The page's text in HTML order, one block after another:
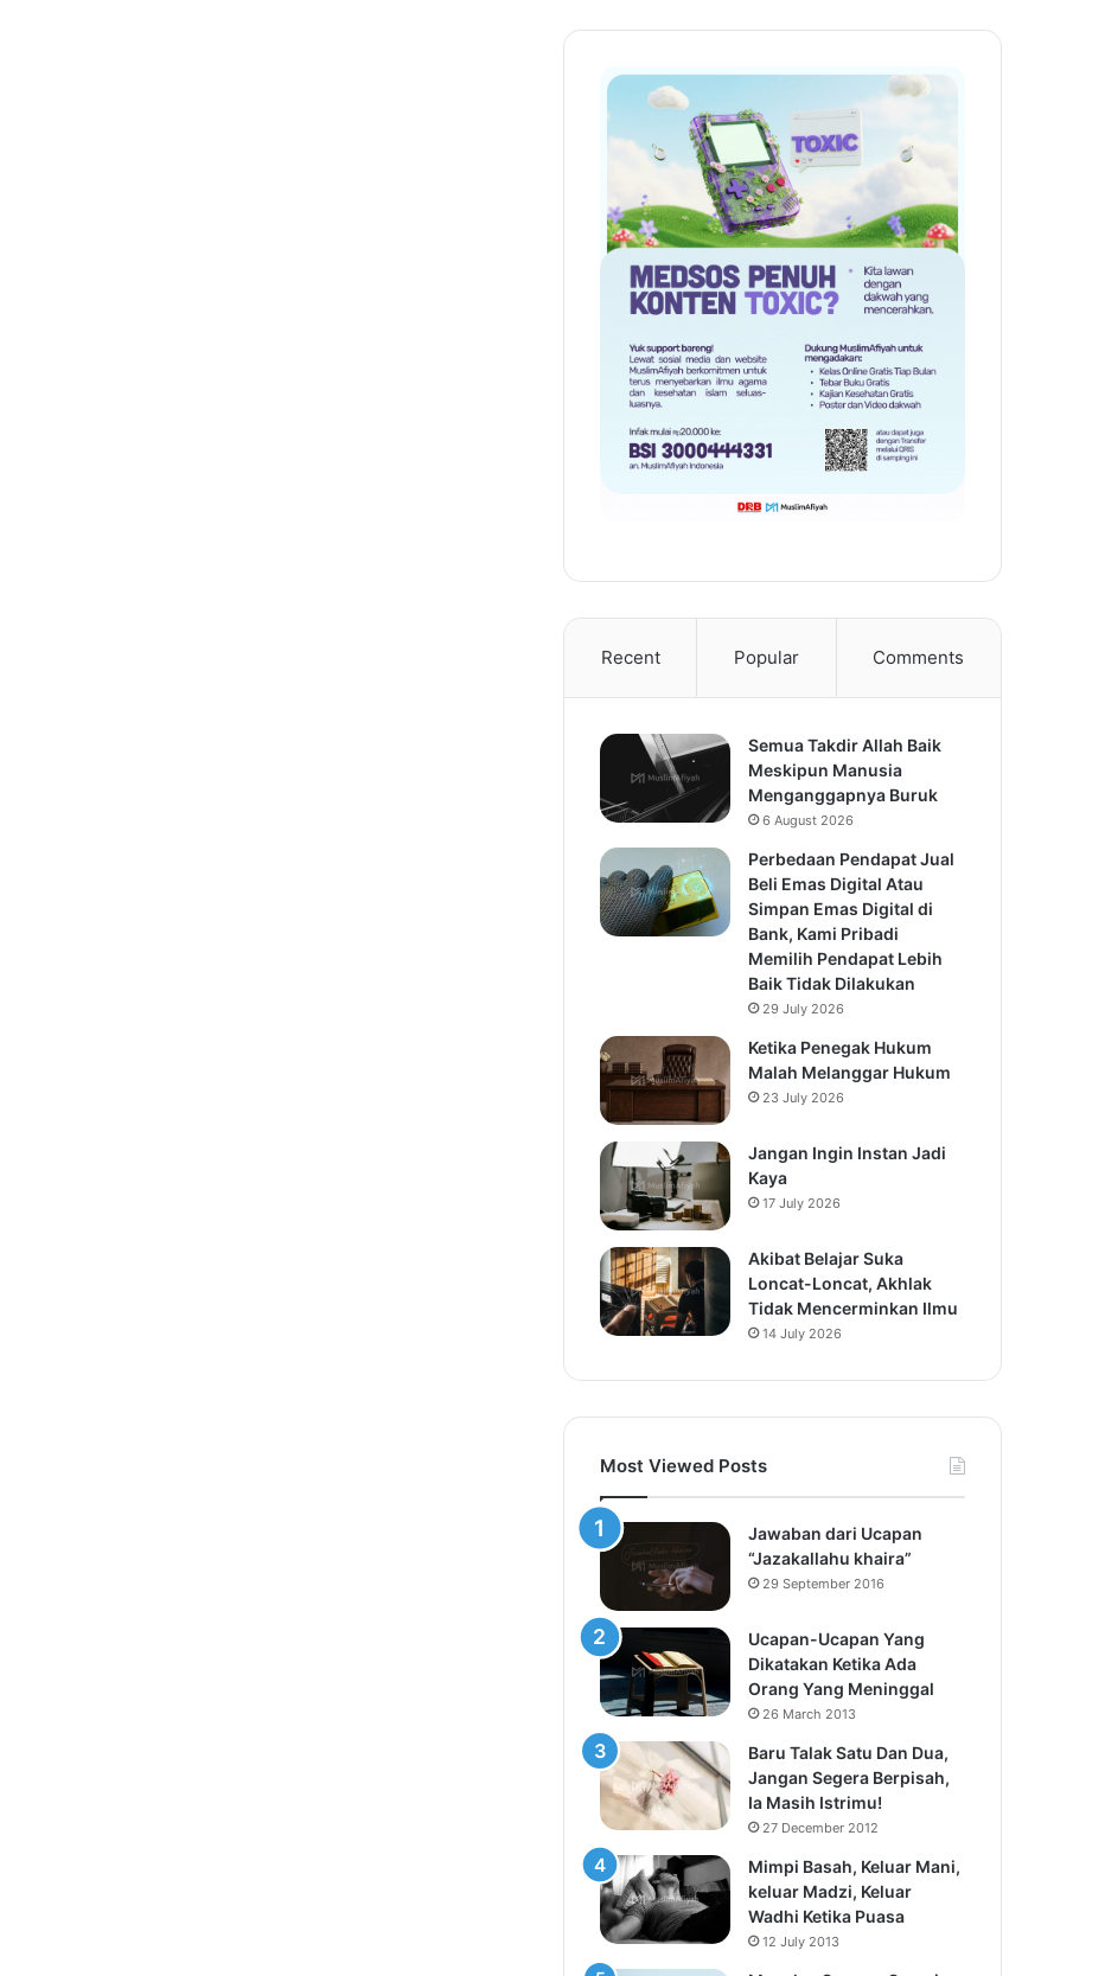
Recent Popular Comments
Semua Takdir Allah Baik
Meskipun Manusia
Menganggapnya Buruk
6 August 2026
Perbedaan Pendapat Jual
Beli Emas Digital Atau
Simpan Emas Digital di
Bank, Kami Pribadi
Memilih Pendapat Lebih
Baik Tidak Dilakukan
29 July 2026
Ketika Penegak Hukum
Malah Melanggar Hukum
23 July 2026
Jangan Ingin Instan Jadi
Kaya
17 July 2026
Akibat Belajar Suka
Loncat-Loncat, Akhlak
Tidak Mencerminkan Ilmu
14 July 2026
Most Viewed Posts
Jawaban dari Ucapan
“Jazakallahu khaira”
29 September 2016
Ucapan-Ucapan Yang
Dikatakan Ketika Ada
Orang Yang Meninggal
26 March 2013
Baru Talak Satu Dan Dua,
Jangan Segera Berpisah,
Ia Masih Istrimu!
27 December 2012
Mimpi Basah, Keluar Mani,
keluar Madzi, Keluar
Wadhi Ketika Puasa
12 July 2013